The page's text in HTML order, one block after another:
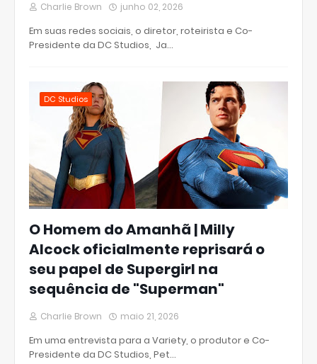
Charlie Brown junho 02, 2026
Em suas redes sociais, o diretor, roteirista e Co-
Presidente da DC Studios, Ja…
DC Studios
O Homem do Amanhã | Milly
Alcock oficialmente reprisará o
seu papel de Supergirl na
sequência de "Superman"
Charlie Brown maio 21, 2026
Em uma entrevista para a Variety, o produtor e Co-
Presidente da DC Studios, Pet…